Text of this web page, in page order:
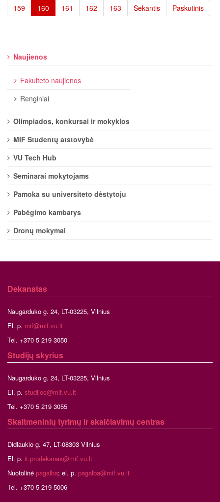
159
160 161 162 163 Sekantis Paskutinis
Naujienos
Fakulteto naujienos
Renginiai
Olimpiados, konkursai ir mokyklos
MIF Studentų atstovybė
VU Tech Hub
Seminarai mokytojams
Pamoka su universiteto dėstytoju
Pabėgimo kambarys
Dronų mokymai
Dekanatas
Naugarduko g. 24, LT-03225, Vilnius
El. p. mif@mif.vu.lt
Tel. +370 5 219 3050
Studijų skyrius
Naugarduko g. 24, LT-03225, Vilnius
El. p. studijos@mif.vu.lt
Tel. +370 5 219 3055
Skaitmeninių tyrimų ir skaičiavimų centras
Didlaukio g. 47, LT-08303 Vilnius
El. p. it.prodekanas@mif.vu.lt
Nuotolinė pagalba; el. p. pagalba@mif.vu.lt
Tel. +370 5 219 5006